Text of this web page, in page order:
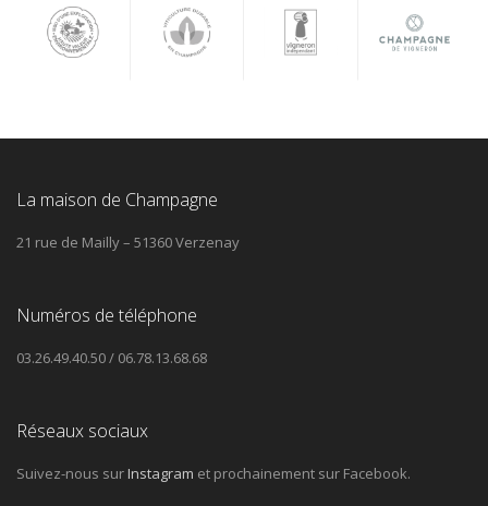
La maison de Champagne
21 rue de Mailly – 51360 Verzenay
Numéros de téléphone
03.26.49.40.50 / 06.78.13.68.68
Réseaux sociaux
Suivez-nous surInstagram et prochainement sur Facebook.